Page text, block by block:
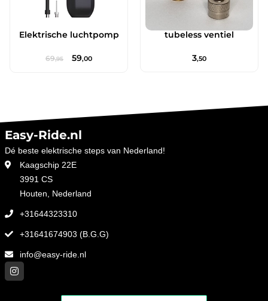
Elektrische luchtpomp
69,95 59,00
tubeless ventiel
3,50
Easy-Ride.nl
Dé beste elektrische steps van Nederland!
Kaagschip 22E
3991 CS
Houten, Nederland
+31644323310
+31641674903 (B.G.G)
info@easy-ride.nl